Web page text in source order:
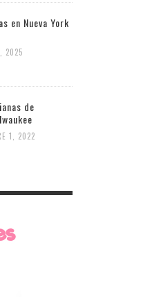
en Nueva York
2025
de
1, 2022